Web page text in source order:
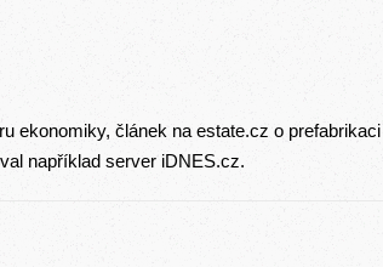
ekonomiky, článek na estate.cz o
například server iDNES.cz.